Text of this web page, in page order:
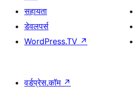
सहायता
डेवलपर्स
WordPress.TV ↗
वर्डप्रेस.कॉम ↗